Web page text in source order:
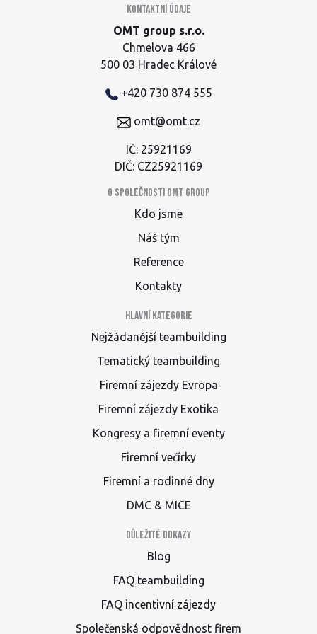
Kontaktní údaje
OMT group s.r.o.
Chmelova 466
500 03 Hradec Králové
+420 730 874 555
omt@omt.cz
IČ: 25921169
DIČ: CZ25921169
O společnosti OMT group
Kdo jsme
Náš tým
Reference
Kontakty
Hlavní kategorie
Nejžádanější teambuilding
Tematický teambuilding
Firemní zájezdy Evropa
Firemní zájezdy Exotika
Kongresy a firemní eventy
Firemní večírky
Firemní a rodinné dny
DMC & MICE
Důležité odkazy
Blog
FAQ teambuilding
FAQ incentivní zájezdy
Společenská odpovědnost firem